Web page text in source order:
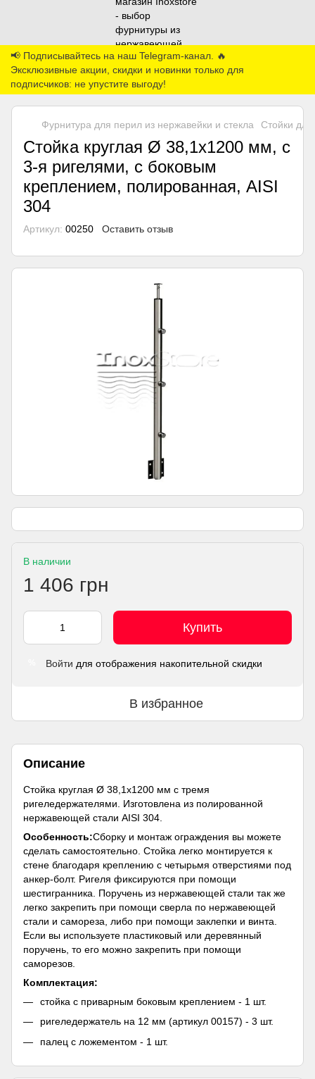
📢 Подписывайтесь на наш Telegram-канал. 🔥
Эксклюзивные акции, скидки и новинки только для
подписчиков: не упустите выгоду!
Фурнитура для перил из нержавейки и стекла Стойки
Стойка круглая Ø 38,1х1200 мм, с
3-я ригелями, с боковым
креплением, полированная, AISI
304
Артикул: 00250 Оставить отзыв
В наличии
1 406 грн
Купить
Войти для отображения накопительной скидки
В избранное
Описание
Стойка круглая Ø 38,1х1200 мм с тремя
ригеледержателями. Изготовлена из полированной
нержавеющей стали AISI 304.
Особенность:Сборку и монтаж ограждения вы можете
сделать самостоятельно. Стойка легко монтируется к
стене благодаря креплению с четырьмя отверстиями под
анкер-болт. Ригеля фиксируются при помощи
шестигранника. Поручень из нержавеющей стали так же
легко закрепить при помощи сверла по нержавеющей
стали и самореза, либо при помощи заклепки и винта.
Если вы используете пластиковый или деревянный
поручень, то его можно закрепить при помощи
саморезов.
Комплектация:
стойка с приварным боковым креплением - 1 шт.
ригеледержатель на 12 мм (артикул 00157) - 3 шт.
палец с ложементом - 1 шт.